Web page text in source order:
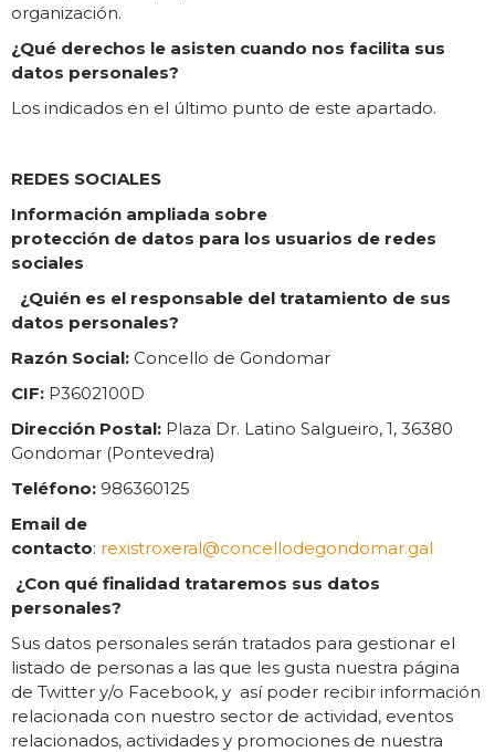
organización.
¿Qué derechos le asisten cuando nos facilita sus
datos personales?
Los indicados en el último punto de este apartado.
REDES SOCIALES
Información ampliada sobre
protección de datos para los usuarios de redes
sociales
¿Quién es el responsable del tratamiento de sus
datos personales?
Razón Social: Concello de Gondomar
CIF: P3602100D
Dirección Postal: Plaza Dr. Latino Salgueiro, 1, 36380
Gondomar (Pontevedra)
Teléfono: 986360125
Email de
contacto: rexistroxeral@concellodegondomar.gal
¿Con qué finalidad trataremos sus datos
personales?
Sus datos personales serán tratados para gestionar el
listado de personas a las que les gusta nuestra página
de Twitter y/o Facebook, y así poder recibir información
relacionada con nuestro sector de actividad, eventos
relacionados, actividades y promociones de nuestra